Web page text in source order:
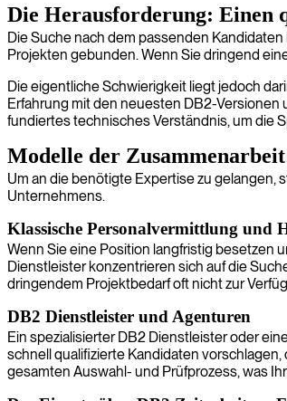
Die Herausforderung: Einen
Die Suche nach dem passenden
Projekten gebunden. Wenn Sie dringend
Die eigentliche Schwierigkeit liegt jedoch
Erfahrung mit den neuesten DB2-
fundiertes technisches Verständnis, um die
Modelle der
Um an die benötigte Expertise zu
Unternehmens.
Klassische Personalvermittlung und
Wenn Sie eine Position langfristig besetzen
Dienstleister konzentrieren sich auf die
dringendem Projektbedarf oft nicht zur
DB2 Dienstleister und Agenturen
Ein spezialisierter DB2 Dienstleister oder
schnell qualifizierte Kandidaten
gesamten Auswahl- und Prüfprozess, was